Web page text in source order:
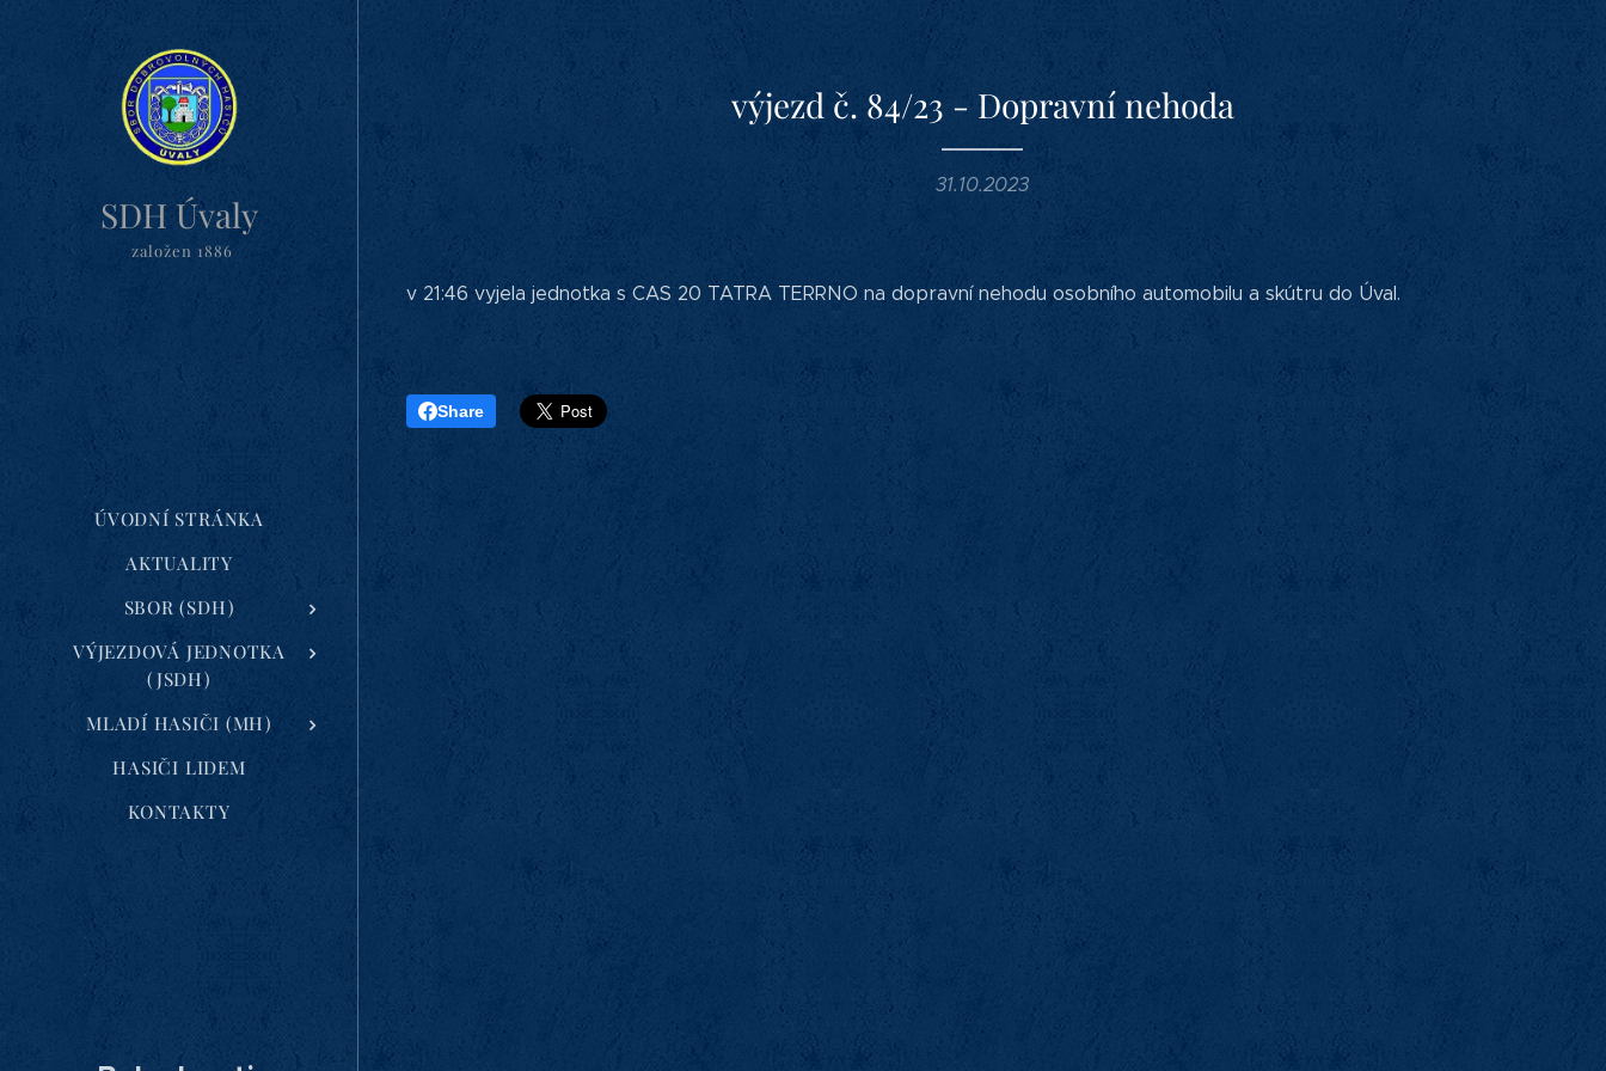
SDH Úvaly
založen 1886
ÚVODNÍ STRÁNKA
AKTUALITY
SBOR (SDH)
VÝJEZDOVÁ JEDNOTKA
(JSDH)
MLADÍ HASIČI (MH)
HASIČI LIDEM
KONTAKTY
výjezd č. 84/23 - Dopravní nehoda
31.10.2023
v 21:46 vyjela jednotka s CAS 20 TATRA TERRNO na dopravní nehodu osobního automobilu a skútru do Úval.
Share